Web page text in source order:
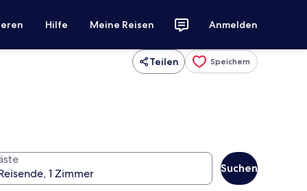
Hilfe Meine Reisen Anmelden
Teilen Speichern
Suchen